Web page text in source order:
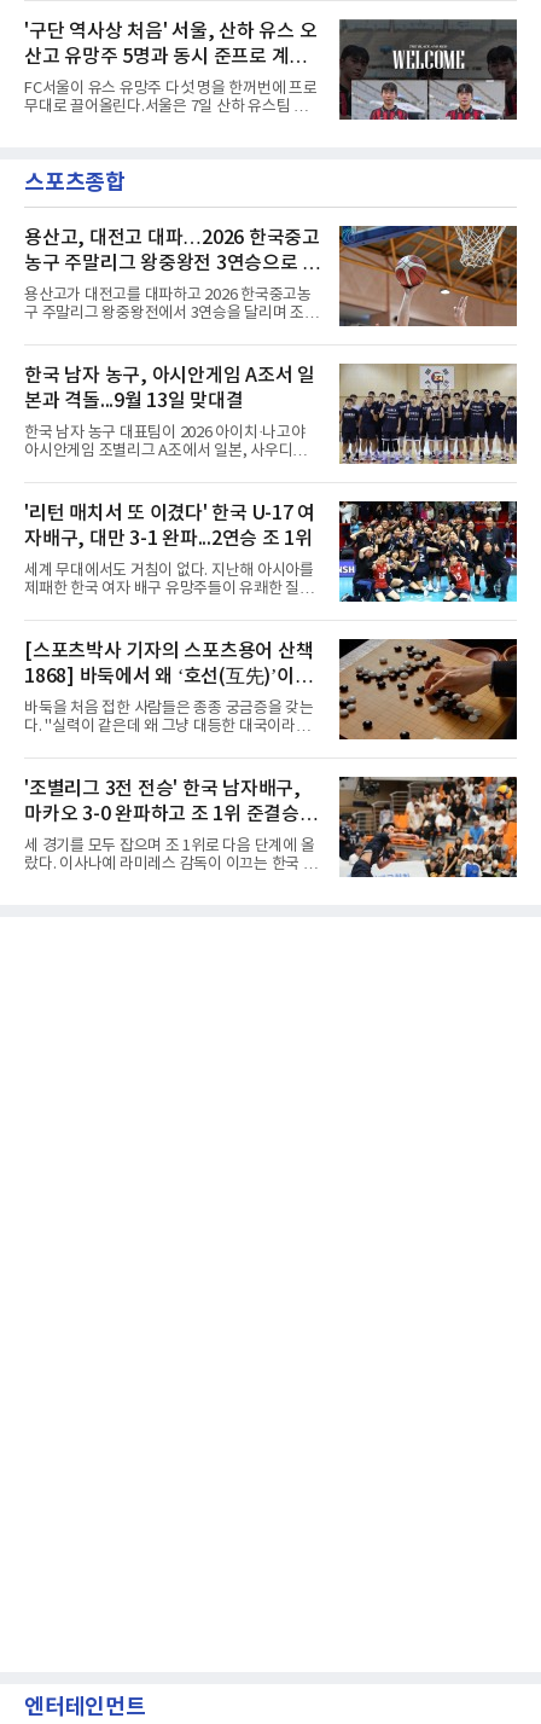
로키로 교체됐다.분데스리가 최다 우승팀(35회)
뮌헨은 프리시즌 아시아
비판이 홍 전 감독에게 집중됐지만 경찰의 시선
은 다른 곳을 향한다. 성적 부진과 별개로 선임
과정에 부당함이 있었는지가 수사의 본류다.7일
연합뉴스 취재를 종합하면 서울경찰청 광역수사
단 금융범죄수사대는 전날 축구협회 사무실 등
을 압수수색해 감독 선임 관련 자료를 다수 확보
했다. 특히 감독 후보를 검토해 이사회에 추천하
독을 1순위 후보로 정하고 검증한 과정, 이사회
의 최종 승인 경위를 살
'구단 역사상 처음' 서울, 산하 유스 오
산고 유망주 5명과 동시 준프로 계
약...ACL2 겨냥
FC서울이 유스 유망주 다섯 명을 한꺼번에 프로
무대로 끌어올린다.서울은 7일 산하 유스팀 서
현·정현웅과 2학년 정하원이 대상이다.오산고의
성적이 배경이 됐다. 올 시즌 백운기 전국 고등학
컵, K리그 U-17 챔피언십을 잇달아 제패했다.시
기도 맞물렸다. 서울은 9월 시작하는 아시아축
구연맹(AFC) 챔피언스리그2(ACL2)를 앞두고 선
수단 깊이를 더하는 동시에 유스 출신에게 국제
무대 경험을 주려 했다.면면도 다양하다. 측면 공
격수 정현웅은 돌파력이
스포츠종합
용산고, 대전고 대파…2026 한국중고
농구 주말리그 왕중왕전 3연승으로 조
1위 16강 진출
용산고가 대전고를 대파하고 2026 한국중고농
구 주말리그 왕중왕전에서 3연승을 달리며 조 1
우슬체육관에서 열린 대회 남고부 B조 예선 3차
전에서 대전고를 상대로 주전 선수들의 고른 활
약을 앞세워 108-33으로 대승을 거뒀다.용산고
는 배대범이 22점, 김민기가 19점, 이승민이 13
점을 올리며 공격을 이끌었다. 경기 초반부터 주
도권을 잡은 용산고는 일찌감치 승기를 굳히며
대전고에 큰 점수 차 승리를 거뒀다.이로써 용산
붙는다.C조에서는 양정고가 충주고를 82-35로
크게 꺾고 16강 진출을 확정했다
한국 남자 농구, 아시안게임 A조서 일
본과 격돌...9월 13일 맞대결
한국 남자 농구 대표팀이 2026 아이치·나고야
아시안게임 조별리그 A조에서 일본, 사우디아라
가 8일 발표한 일정에 따르면 한국은 9월 10일
사우디, 11일 인도네시아, 13일 일본과 차례로
맞붙는다. FIBA 랭킹은 일본 22위, 한국 57위, 사
우디 65위, 인도네시아 94위로, 랭킹과 홈 이점
을 모두 갖춘 일본이 최대 변수다.니콜라이스 마
줄스(라트비아) 감독이 이끄는 대표팀은 지난달
6일 FIBA 월드컵 예선 1라운드 6차전에서 일본
NBA에 도전 중인 이현중을 앞세운 대표팀의 목
표는 우승이다.조별리그는 12
'리턴 매치서 또 이겼다' 한국 U-17 여
자배구, 대만 3-1 완파...2연승 조 1위
세계 무대에서도 거침이 없다. 지난해 아시아를
제패한 한국 여자 배구 유망주들이 유쾌한 질주
이하(U-17) 여자배구대표팀은 8일(한국시간) 칠
레 로스안데스에서 열린 2026 국제배구연맹
(FIVB) U-17 여자 세계선수권대회 조별리그 D조
2차전에서 대만을 세트 점수 3-1(25-19 18-25
25-13 25-15)로 꺾었다. 전날 푸에르토리코를
3-1로 물리쳤던 한국은 2연승으로 조 1위에 올
라 16강 진출에 청신호를 켰다.이날 승리는 남다
3-2로 꺾고 정상에 올랐는데, 세계선수권에서
이뤄진 '리턴 매치'에서도 승리하
[스포츠박사 기자의 스포츠용어 산책
1868] 바둑에서 왜 ‘호선(互先)’이라
말할까
바둑을 처음 접한 사람들은 종종 궁금증을 갖는
다. "실력이 같은데 왜 그냥 대등한 대국이라고
‘바둑에서 왜 ‘대국(對局)’이라 말할까‘ 참조)'호
선(互先)'은 한자로 '서로 호(互)', '먼저 선(先)'을
쓴다. 직역하면 '서로 먼저 둔다'는 뜻이다. 여기
서 '서로 먼저 둔다'는 표현은 한 판에서 두 사람
이 동시에 선수를 잡는다는 의미가 아니다. 중국
과 일본의 고대 바둑에서 실력이 같은 사람끼리
는 여러 판을 둘 때 흑(선수)을 번갈아 맡았다는
'조별리그 3전 전승' 한국 남자배구,
마카오 3-0 완파하고 조 1위 준결승
진출
세 경기를 모두 잡으며 조 1위로 다음 단계에 올
랐다. 이사나예 라미레스 감독이 이끄는 한국 남
엔터테인먼트